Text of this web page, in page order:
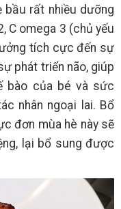
bầu rất nhiều dưỡng
C omega 3 (chủ yếu
tích cực đến sự
phát triển não, giúp
bào của bé và sức
nhân ngoại lai. Bổ
đơn mùa hè này sẽ
lại bổ sung được